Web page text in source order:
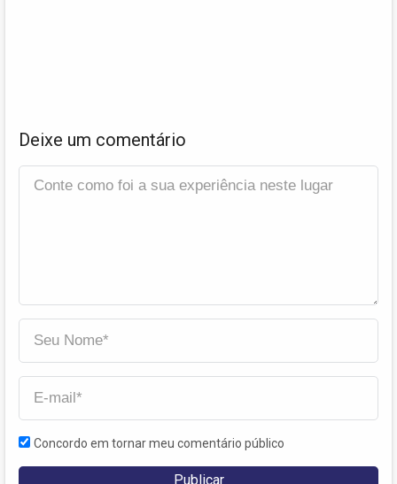
Deixe um comentário
Concordo em tornar meu comentário público